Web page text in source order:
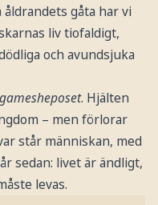
gåta har vi
liv tiofaldigt,
och avundsjuka
. Hjälten
– men förlorar
står människan, med
sedan: livet är ändligt,
levas.